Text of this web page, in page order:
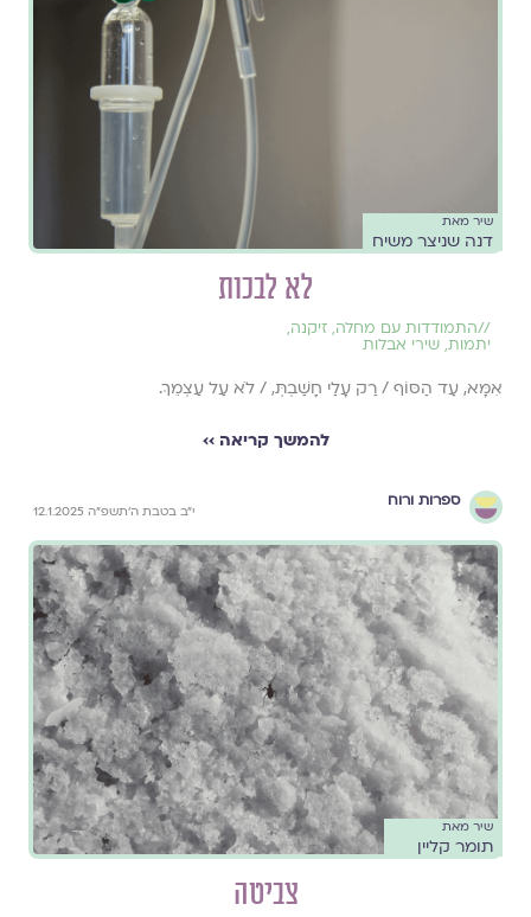
שיר מאת
דנה שניצר משיח
לא לבכות
//התמודדות עם מחלה, זיקנה,
יתמות, שירי אבלות
אִמָּא, עַד הַסּוֹף / רַק עָלַי חָשַׁבְתְּ, / לֹא עַל עַצְמֵךְ.
להמשך קריאה ››
ספרות ורוח
י״ב בטבת ה׳תשפ״ה 12.1.2025
שיר מאת
תומר קליין
צביטה